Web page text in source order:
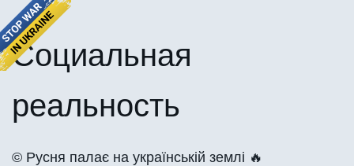
Социальная
реальность
©️ Русня палає на українській землі 🔥